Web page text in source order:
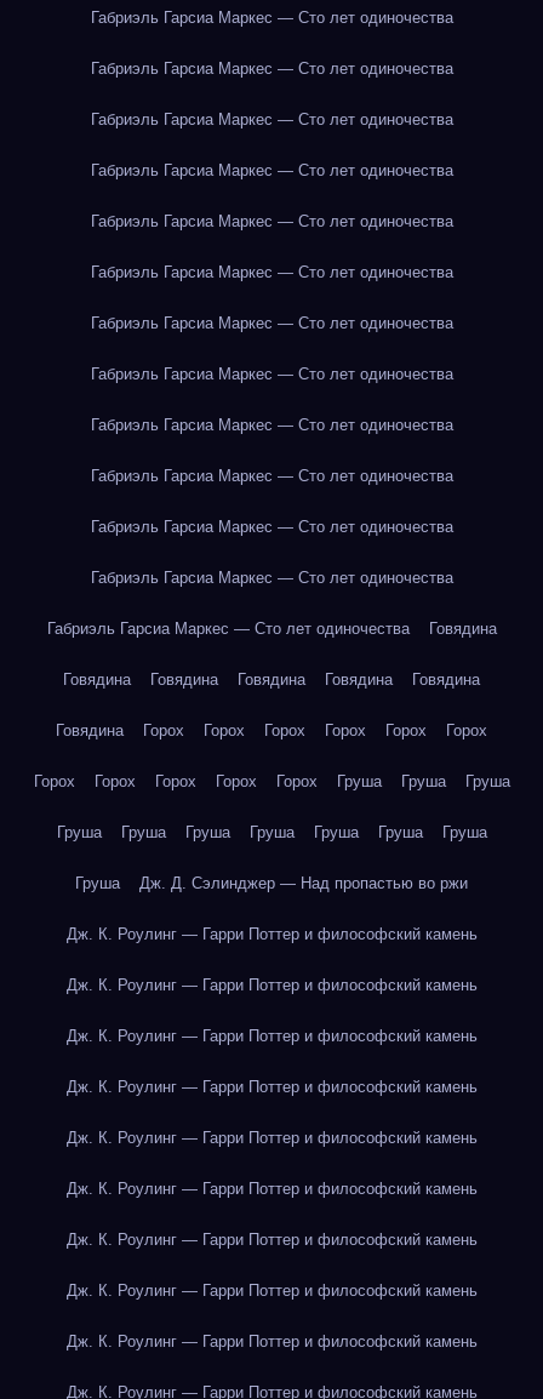
Габриэль Гарсиа Маркес — Сто лет одиночества
Габриэль Гарсиа Маркес — Сто лет одиночества
Габриэль Гарсиа Маркес — Сто лет одиночества
Габриэль Гарсиа Маркес — Сто лет одиночества
Габриэль Гарсиа Маркес — Сто лет одиночества
Габриэль Гарсиа Маркес — Сто лет одиночества
Габриэль Гарсиа Маркес — Сто лет одиночества
Габриэль Гарсиа Маркес — Сто лет одиночества
Габриэль Гарсиа Маркес — Сто лет одиночества
Габриэль Гарсиа Маркес — Сто лет одиночества
Габриэль Гарсиа Маркес — Сто лет одиночества
Габриэль Гарсиа Маркес — Сто лет одиночества
Габриэль Гарсиа Маркес — Сто лет одиночества Говядина
Говядина Говядина Говядина Говядина Говядина
Говядина Горох Горох Горох Горох Горох Горох
Горох Горох Горох Горох Горох Груша Груша Груша
Груша Груша Груша Груша Груша Груша Груша
Груша Дж. Д. Сэлинджер — Над пропастью во ржи
Дж. К. Роулинг — Гарри Поттер и философский камень
Дж. К. Роулинг — Гарри Поттер и философский камень
Дж. К. Роулинг — Гарри Поттер и философский камень
Дж. К. Роулинг — Гарри Поттер и философский камень
Дж. К. Роулинг — Гарри Поттер и философский камень
Дж. К. Роулинг — Гарри Поттер и философский камень
Дж. К. Роулинг — Гарри Поттер и философский камень
Дж. К. Роулинг — Гарри Поттер и философский камень
Дж. К. Роулинг — Гарри Поттер и философский камень
Дж. К. Роулинг — Гарри Поттер и философский камень